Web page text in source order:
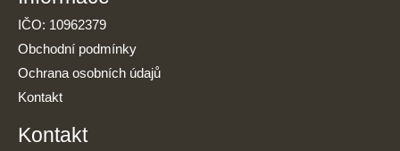
IČO: 10962379
Obchodní podmínky
Ochrana osobních údajů
Kontakt
Kontakt